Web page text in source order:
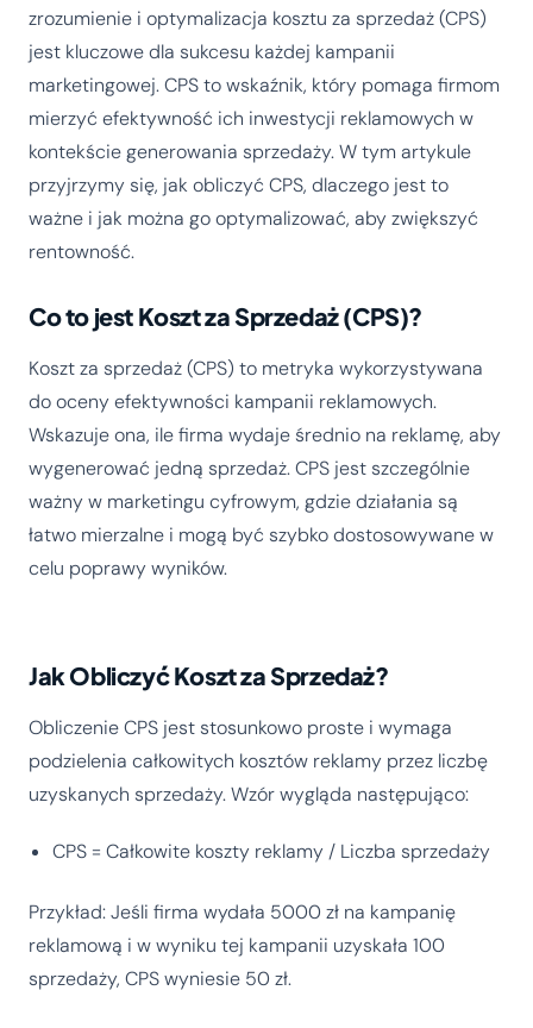
zrozumienie i optymalizacja kosztu za sprzedaż (CPS)
jest kluczowe dla sukcesu każdej kampanii
marketingowej. CPS to wskaźnik, który pomaga firmom
mierzyć efektywność ich inwestycji reklamowych w
kontekście generowania sprzedaży. W tym artykule
przyjrzymy się, jak obliczyć CPS, dlaczego jest to
ważne i jak można go optymalizować, aby zwiększyć
rentowność.
Co to jest Koszt za Sprzedaż (CPS)?
Koszt za sprzedaż (CPS) to metryka wykorzystywana
do oceny efektywności kampanii reklamowych.
Wskazuje ona, ile firma wydaje średnio na reklamę, aby
wygenerować jedną sprzedaż. CPS jest szczególnie
ważny w marketingu cyfrowym, gdzie działania są
łatwo mierzalne i mogą być szybko dostosowywane w
celu poprawy wyników.
Jak Obliczyć Koszt za Sprzedaż?
Obliczenie CPS jest stosunkowo proste i wymaga
podzielenia całkowitych kosztów reklamy przez liczbę
uzyskanych sprzedaży. Wzór wygląda następująco:
CPS = Całkowite koszty reklamy / Liczba sprzedaży
Przykład: Jeśli firma wydała 5000 zł na kampanię
reklamową i w wyniku tej kampanii uzyskała 100
sprzedaży, CPS wyniesie 50 zł.